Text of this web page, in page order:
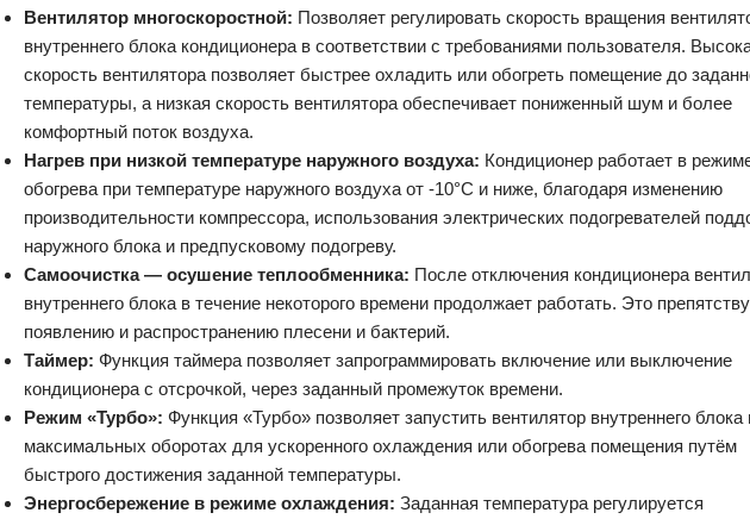
Вентилятор многоскоростной: Позволяет регулировать скорость вращения
внутреннего блока кондиционера в соответствии с требованиями пользователя.
скорость вентилятора позволяет быстрее охладить или обогреть помещение до
температуры, а низкая скорость вентилятора обеспечивает пониженный шум и более
комфортный поток воздуха.
Нагрев при низкой температуре наружного воздуха: Кондиционер работает в
обогрева при температуре наружного воздуха от -10°С и ниже, благодаря изменению
производительности компрессора, использования электрических подогревателей
наружного блока и предпусковому подогреву.
Самоочистка — осушение теплообменника: После отключения кондиционера
внутреннего блока в течение некоторого времени продолжает работать. Это
появлению и распространению плесени и бактерий.
Таймер: Функция таймера позволяет запрограммировать включение или выключение
кондиционера с отсрочкой, через заданный промежуток времени.
Режим «Турбо»: Функция «Турбо» позволяет запустить вентилятор внутреннего блока
максимальных оборотах для ускоренного охлаждения или обогрева помещения путём
быстрого достижения заданной температуры.
Энергосбережение в режиме охлаждения: Заданная температура регулируется